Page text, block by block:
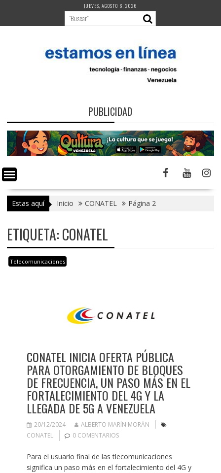
contenido
JUEVES, AGOSTO 6, 2026
PUBLICIDAD
Estas aquí Inicio CONATEL Página 2
ETIQUETA:CONATEL
Telecomunicaciones
CONATEL INICIA OFERTA PÚBLICA
PARA OTORGAMIENTO DE BLOQUES
DE FRECUENCIA, UN PASO MÁS EN EL
FORTALECIMIENTO DEL 4G Y LA
LLEGADA DE 5G A VENEZUELA
20/12/2024
ALBERTO MARÍN MORÁN
CONATEL
0 COMENTARIOS
Para el usuario final de las tlecomunicaciones
significa un paso más en el fortalecimiento del 4G y